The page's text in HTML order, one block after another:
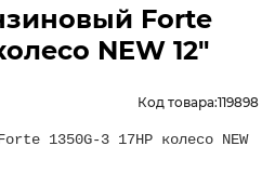
Forte
NEW 12"
Код товара:119898